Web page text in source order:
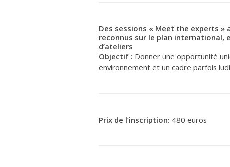
Des sessions « Meet the experts »
reconnus sur le plan international,
d’ateliers
Objectif : Donner une opportunité
environnement et un cadre parfois
Prix de l’inscription: 480 euros